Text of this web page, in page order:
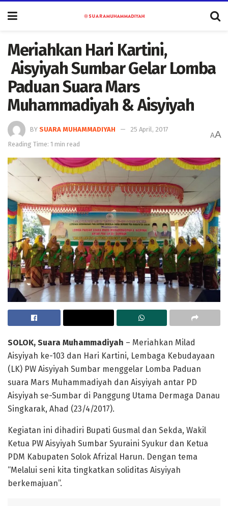
Meriahkan Hari Kartini,
Aisyiyah Sumbar Gelar Lomba
Paduan Suara Mars
Muhammadiyah & Aisyiyah
BY SUARA MUHAMMADIYAH
25 April, 2017
Reading Time: 1 min read
AA
SOLOK, Suara Muhammadiyah – Meriahkan Milad
Aisyiyah ke-103 dan Hari Kartini, Lembaga Kebudayaan
(LK) PW Aisyiyah Sumbar menggelar Lomba Paduan
suara Mars Muhammadiyah dan Aisyiyah antar PD
Aisyiyah se-Sumbar di Panggung Utama Dermaga Danau
Singkarak, Ahad (23/4/2017).
Kegiatan ini dihadiri Bupati Gusmal dan Sekda, Wakil
Ketua PW Aisyiyah Sumbar Syuraini Syukur dan Ketua
PDM Kabupaten Solok Afrizal Harun. Dengan tema
“Melalui seni kita tingkatkan soliditas Aisyiyah
berkemajuan”.